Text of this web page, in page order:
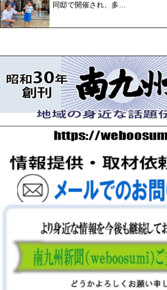
同邸で開催され、多…
〒893-0061 鹿児島県鹿屋市上谷町
3547